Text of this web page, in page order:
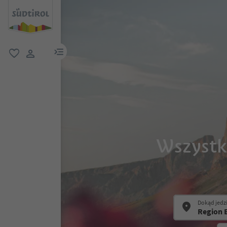
link menu
Dokąd